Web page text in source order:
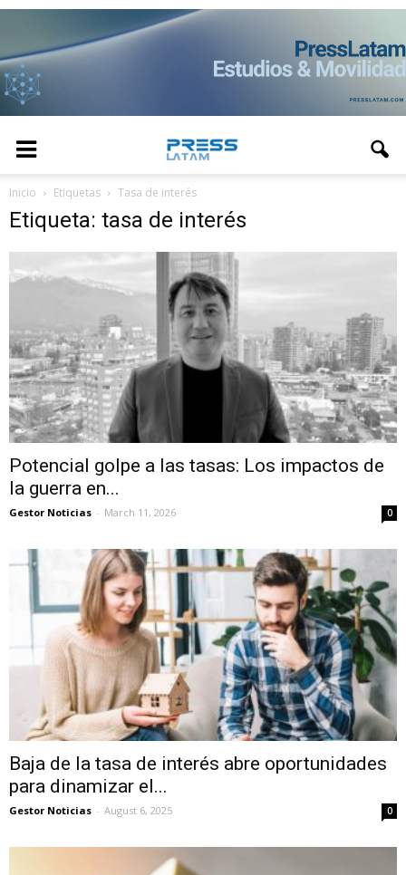
Inicio Etiquetas Tasa de interés
Etiqueta: tasa de interés
Potencial golpe a las tasas: Los impactos de
la guerra en...
Gestor Noticias - March 11, 2026 0
Baja de la tasa de interés abre oportunidades
para dinamizar el...
Gestor Noticias - August 6, 2025 0